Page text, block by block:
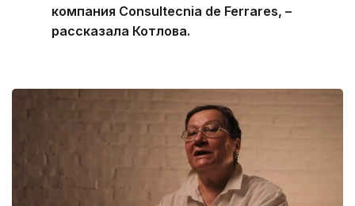
компания Consultecnia de Ferrares, –
рассказала Котлова.